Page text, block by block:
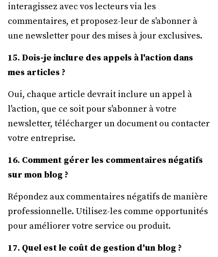
interagissez avec vos lecteurs via les
commentaires, et proposez-leur de s'abonner à
une newsletter pour des mises à jour exclusives.
15. Dois-je inclure des appels à l'action dans
mes articles ?
Oui, chaque article devrait inclure un appel à
l'action, que ce soit pour s'abonner à votre
newsletter, télécharger un document ou contacter
votre entreprise.
16. Comment gérer les commentaires négatifs
sur mon blog ?
Répondez aux commentaires négatifs de manière
professionnelle. Utilisez-les comme opportunités
pour améliorer votre service ou produit.
17. Quel est le coût de gestion d'un blog ?